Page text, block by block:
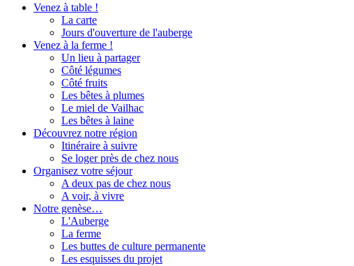
Venez à table !
La carte
Jours d'ouverture de l'auberge
Venez à la ferme !
Un lieu à partager
Côté légumes
Côté fruits
Les bêtes à plumes
Le miel de Vailhac
Les bêtes à laine
Découvrez notre région
Itinéraire à suivre
Se loger près de chez nous
Organisez votre séjour
A deux pas de chez nous
A voir, à vivre
Notre genèse…
L'Auberge
La ferme
Les buttes de culture permanente
Les esquisses du projet